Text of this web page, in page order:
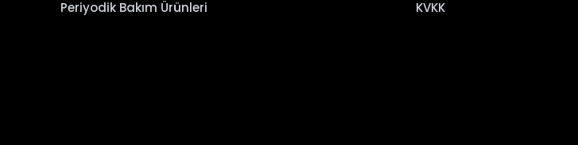
Periyodik Bakım Ürünleri
KVKK